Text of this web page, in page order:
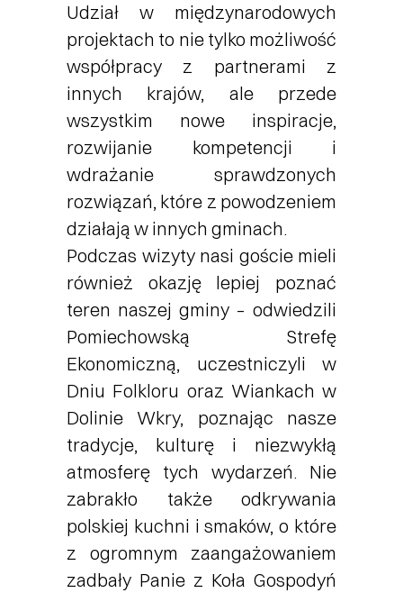
Udział w międzynarodowych
projektach to nie tylko możliwość
współpracy z partnerami z
innych krajów, ale przede
wszystkim nowe inspiracje,
rozwijanie kompetencji i
wdrażanie sprawdzonych
rozwiązań, które z powodzeniem
działają w innych gminach.
Podczas wizyty nasi goście mieli
również okazję lepiej poznać
teren naszej gminy – odwiedzili
Pomiechowską Strefę
Ekonomiczną, uczestniczyli w
Dniu Folkloru oraz Wiankach w
Dolinie Wkry, poznając nasze
tradycje, kulturę i niezwykłą
atmosferę tych wydarzeń. Nie
zabrakło także odkrywania
polskiej kuchni i smaków, o które
z ogromnym zaangażowaniem
zadbały Panie z Koła Gospodyń